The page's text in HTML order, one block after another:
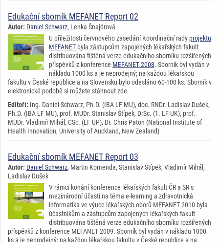
Edukační sborník MEFANET Report 02
Autor: Daniel Schwarz, Lenka Šnajdrová
U příležitosti červnového zasedání Koordinační rady projektu
MEFANET byla zástupcům zapojených lékařských fakult
distribuována tištěná verze edukačního sborníku rozšířených
příspěvků z konference MEFANET 2008. Sborník byl vydán v
nákladu 1000 ks a je neprodejný; na každou lékařskou
fakultu v České republice a na Slovensku bylo odesláno 60-100 ks. Sborník v
elektronické podobě si můžete stáhnout zde.
Editoři: Ing. Daniel Schwarz, Ph.D. (IBA LF MU), doc. RNDr. Ladislav Dušek,
Ph.D. (IBA LF MU), prof. MUDr. Stanislav Štípek, DrSc. (1. LF UK), prof.
MUDr. Vladimír Mihál, CSc. (LF UP), Dr. Chris Paton (National Institute of
Health Innovation, University of Auckland, New Zealand)
Edukační sborník MEFANET Report 03
Autor: Daniel Schwarz, Martin Komenda, Stanislav Štípek, Vladimír Mihál,
Ladislav Dušek
V rámci konání konference lékařských fakult ČR a SR s
mezinárodní účastí na téma e-learning a zdravotnická
informatika ve výuce lékařských oborů MEFANET 2010 byla
účastníkům a zástupcům zapojených lékařských fakult
distribuována tištěná verze edukačního sborníku rozšířených
příspěvků z konference MEFANET 2009. Sborník byl vydán v nákladu 1000
ks a je neprodejný; na každou lékařskou fakultu v České republice a na